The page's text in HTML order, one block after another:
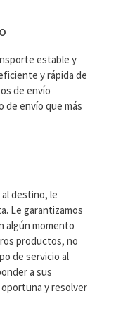
estable y
y rápida de
de envío
de envío que más
destino, le
Le garantizamos
algún momento
productos, no
de servicio al
a sus
y resolver